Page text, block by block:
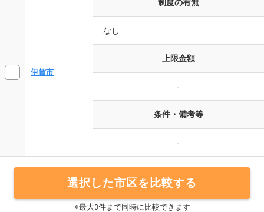
伊賀市
制度の有無
なし
上限金額
-
条件・備考等
-
選択した市区を比較する
※最大3件まで同時に比較できます